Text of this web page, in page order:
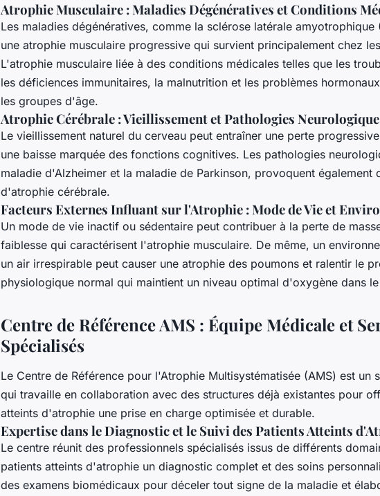
Atrophie Musculaire : Maladies Dégénératives et Conditions
Les maladies dégénératives, comme la sclérose latérale amyotrophique
une atrophie musculaire progressive qui survient principalement chez
L'atrophie musculaire liée à des conditions médicales telles que les
les déficiences immunitaires, la malnutrition et les problèmes
les groupes d'âge.
Atrophie Cérébrale : Vieillissement et Pathologies
Le vieillissement naturel du cerveau peut entraîner une perte
une baisse marquée des fonctions cognitives. Les pathologies
maladie d'Alzheimer et la maladie de Parkinson, provoquent également
d'atrophie cérébrale.
Facteurs Externes Influant sur l'Atrophie : Mode de Vie et
Un mode de vie inactif ou sédentaire peut contribuer à la perte de
faiblesse qui caractérisent l'atrophie musculaire. De même, un
un air irrespirable peut causer une atrophie des poumons et ralentir le
physiologique normal qui maintient un niveau optimal d'oxygène dans
Centre de Référence AMS : Équipe Médicale et
Spécialisés
Le Centre de Référence pour l'Atrophie Multisystématisée (AMS) est un
qui travaille en collaboration avec des structures déjà existantes pour
atteints d'atrophie une prise en charge optimisée et durable.
Expertise dans le Diagnostic et le Suivi des Patients Atteints
Le centre réunit des professionnels spécialisés issus de différents
patients atteints d'atrophie un diagnostic complet et des soins
des examens biomédicaux pour déceler tout signe de la maladie et